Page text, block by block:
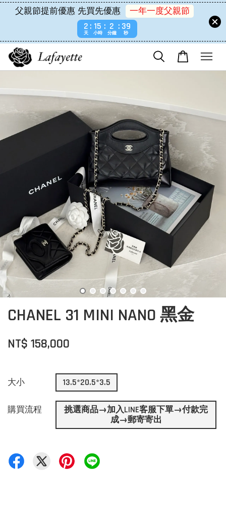
父親節提前優惠 先買先優惠
一年一度父親節
2
天
15
小時
2
分鐘
39
秒
CHANEL 31 MINI NANO 黑金
NT$ 158,000
大小 13.5*20.5*3.5
購買流程
挑選商品→加入LINE客服下單→付款完
成→郵寄寄出